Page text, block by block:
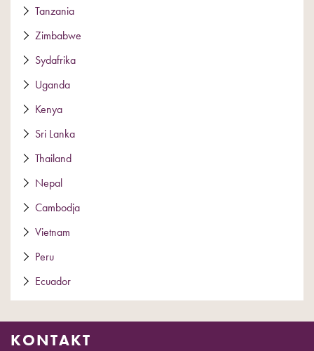
Tanzania
Zimbabwe
Sydafrika
Uganda
Kenya
Sri Lanka
Thailand
Nepal
Cambodja
Vietnam
Peru
Ecuador
KONTAKT